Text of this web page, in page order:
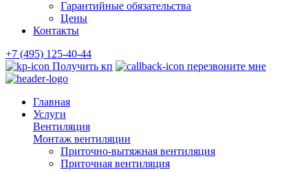
Гарантийные обязательства
Цены
Контакты
+7 (495) 125-40-44
Получить кп
перезвоните мне
Главная
Услуги
Вентиляция
Монтаж вентиляции
Приточно-вытяжная вентиляция
Приточная вентиляция